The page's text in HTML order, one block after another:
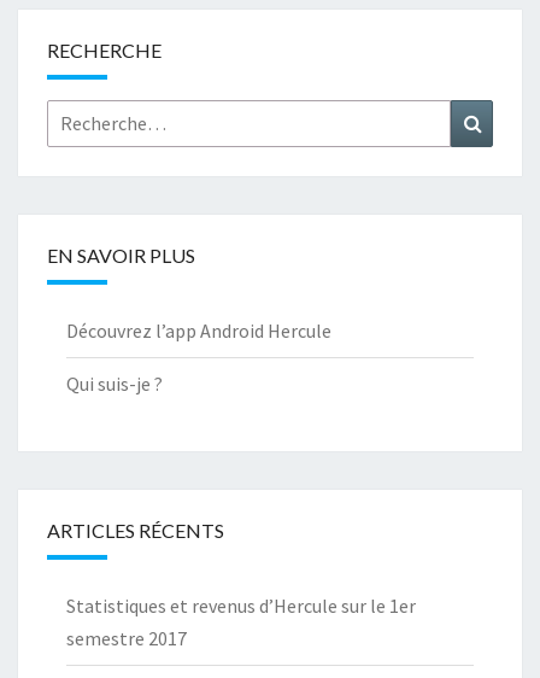
RECHERCHE
Rechercher :
EN SAVOIR PLUS
Découvrez l’app Android Hercule
Qui suis-je ?
ARTICLES RÉCENTS
Statistiques et revenus d’Hercule sur le 1er
semestre 2017